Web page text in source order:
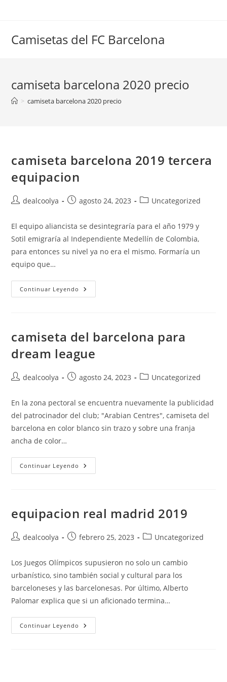
Camisetas del FC Barcelona
camiseta barcelona 2020 precio
> camiseta barcelona 2020 precio
camiseta barcelona 2019 tercera
equipacion
Autor
la
entrada:
dealcoolya
Publicación
la
entrada:
agosto 24, 2023
Categoría
entrada:
Uncategorized
El equipo aliancista se desintegraría para el año 1979 y
Sotil emigraría al Independiente Medellín de Colombia,
para entonces su nivel ya no era el mismo. Formaría un
equipo que…
Continuar Leyendo Camiseta
Barcelona
camiseta del barcelona para
dream league
Autor
la
entrada:
dealcoolya
Publicación
entrada:
agosto 24, 2023
Categoría
entrada:
Uncategorized
En la zona pectoral se encuentra nuevamente la publicidad
del patrocinador del club; "Arabian Centres", camiseta del
barcelona en color blanco sin trazo y sobre una franja
ancha de color…
Continuar Leyendo Camiseta
Del
equipacion real madrid 2019
Autor
la
entrada:
dealcoolya
Publicación
la
entrada:
febrero 25, 2023
Categoría
la
entrada:
Uncategorized
Los Juegos Olímpicos supusieron no solo un cambio
urbanístico, sino también social y cultural para los
barceloneses y las barcelonesas. Por último, Alberto
Palomar explica que si un aficionado termina…
Continuar Leyendo Equipacion
Real